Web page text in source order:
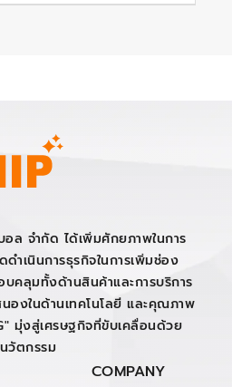
ล จำกัด ได้เพิ่มศักยภาพในการ
ำเนินการธุรกิจในการเพิ่มช่อง
บคลุมทั้งด้านสินค้าและการบริการ
องในด้านเทคโนโลยี และคุณภาพ
มุ่งสู่เศรษฐกิจที่ขับเคลื่อนด้วย
นวัตกรรม
COMPANY